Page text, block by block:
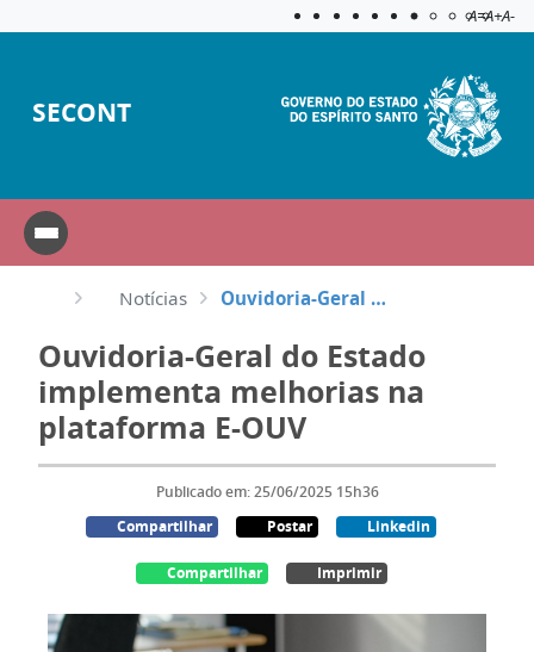
Aplicar
A=A+A-
SECONT
Notícias Ouvidoria-Geral do Estado implementa melhorias na plataforma E-OUV
Ouvidoria-Geral do Estado
implementa melhorias na
plataforma E-OUV
Publicado em: 25/06/2025 15h36
Compartilhar
Postar Linkedin
Compartilhar Imprimir